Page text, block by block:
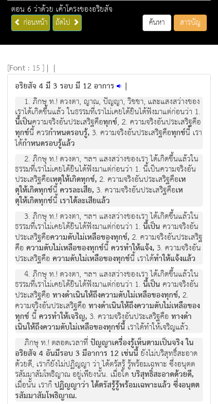
ตอน 6 ว่าด้วย เค้าโครงของอริยสัจ
ก่อนหน้า ถัดไป ค้นหา สารบัญ
[Font : 15 ] | |
อริยสัจ 4 มี 3 รอบ มี 12 อาการ |
1. ภิกษุ ท.! ดวงตา, ญาณ, ปญญา, วิชชา, และแสงสวางของ
เราไดเกิดขึ้นแลว ในธรรมที่เราไมเคยไดยินไดฟงมาแตกอนวา 1.
นี้เปนความจริงอันประเสริฐคือทุกข, 2. ความจริงอันประเสริฐคือ
ทุกขนี้ ควรกําหนดรอบรู, 3. ความจริงอันประเสริฐคือทุกขนี้ เรา
ไดกําหนดรอบรูแลว
2. ภิกษุ ท.! ดวงตา, ฯลฯ แสงสวางของเรา ไดเกิดขึ้นแลวใน
ธรรมที่เราไมเคยไดยินไดฟงมาแตกอนวา 1. นี้เปนความจริงอัน
ประเสริฐคือเหตุใหเกิดทุกข,2. ความจริงอันประเสริฐคือเห
ตุใหเกิดทุกขนี้ควรละเสีย, 3. ความจริงอันประเสริฐคือเห
ตุใหเกิดทุกขนี้ เราไดละเสียแลว
3. ภิกษุ ท.! ดวงตา, ฯลฯ แสงสวางของเรา ไดเกิดขึ้นแลวใน
ธรรมที่เราไมเคยไดยินไดฟงมาแตกอนวา 1. นี้เปน ความจริงอัน
ประเสริฐคือความดับไมเหลือของทุกข,2. ความจริงอันประเสริฐ
คือ ความดับไมเหลือของทุกขนี้ ควรทําใหแจง, 3. ความจริงอัน
ประเสริฐคือ ความดับไมเหลือของทุกขนี้ เราไดทําใหแจงแลว
4. ภิกษุ ท.! ดวงตา, ฯลฯ แสงสวางของเรา ไดเกิดขึ้นแลวใน
ธรรมที่เราไมเคยไดยินไดฟงมาแตกอนวา 1. นี้เปน ความจริงอัน
ประเสริฐคือ ทางดําเนินใหถึงความดับไมเหลือของทุกข,2.
ความจริงอันประเสริฐคือ ทางดําเนินใหถึงความดับไมเหลือของ
ทุกขนี้ ควรทําใหเจริญ, 3. ความจริงอันประเสริฐคือ ทางดํา
เนินใหถึงความดับไมเหลือของทุกขนี้ เราไดทําใหเจริญแลว.
ภิกษุ ท.! ตลอดเวลาที่ปญญาเครื่องรูเห็นตามเปนจริง ใน
อริยสัจ 4 อันมีรอบ 3 มีอาการ 12 เชนนี้ ยังไมบริสุทธิ์สะอาด
ดวยดี, เราก็ยังไมปฏิญญา วา ไดตรัสรู รูพรอมเฉพาะ ซึ่งอนุตต
รสัมมาสัมโพธิญาณ อยูเพียงนั้น. เมื่อใด บริสุทธิ์สะอาดดวยดี,
เมื่อนั้น เราก็ ปฏิญญาวา ไดตรัสรูรูพรอมเฉพาะแลว ซึ่งอนุตต
รสัมมาสัมโพธิญาณ.